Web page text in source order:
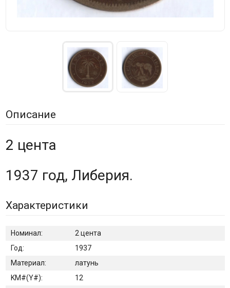
Описание
2 цента
1937 год, Либерия.
Характеристики
Номинал:
2 цента
Год:
1937
Материал:
латунь
KM#(Y#):
12